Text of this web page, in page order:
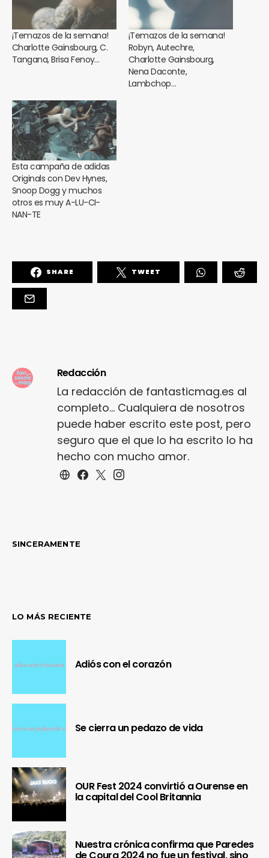
¡Temazos de la semana!
Charlotte Gainsbourg, C.
Tangana, Brisa Fenoy…
¡Temazos de la semana!
Robyn, Autechre,
Charlotte Gainsbourg,
Nena Daconte,
Lambchop…
Esta campaña de adidas
Originals con Dev Hynes,
Snoop Dogg y muchos
otros es muy A-LU-CI-
NAN-TE
SHARE TWEET
Redacción
La redacción de fantasticmag.es al
completo... Cualquiera de nosotros
puede haber escrito este post, pero
seguro que el que lo ha escrito lo ha
hecho con mucho amor.
SINCERAMENTE
LO MÁS RECIENTE
Adiós con el corazón
Se cierra un pedazo de vida
OUR Fest 2024 convirtió a Ourense en
la capital del Cool Britannia
Nuestra crónica confirma que Paredes
de Coura 2024 no fue un festival, sino